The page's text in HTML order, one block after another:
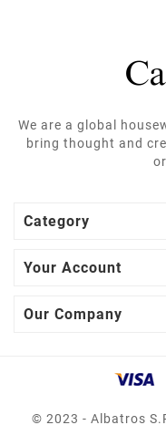
We are a global
bring thought and
Category
Your Account
Our Company
© 2023 - Albatros